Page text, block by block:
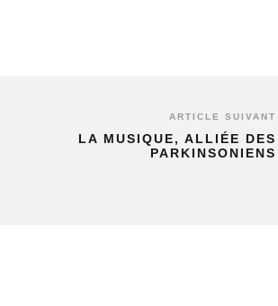
ARTICLE SUIVANT
LA MUSIQUE, ALLIÉE DES
PARKINSONIENS